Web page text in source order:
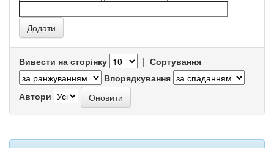
Вивести на сторінку | Сортування
Впорядкування
Автори